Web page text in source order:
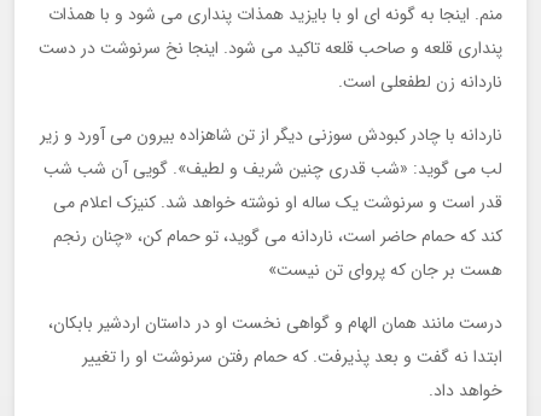
منم. اینجا به گونه ای او با بایزید همذات پنداری می شود و با همذات
پنداری قلعه و صاحب قلعه تاکید می شود. اینجا نخ سرنوشت در دست
ناردانه زن لطفعلی است.
ناردانه با چادر کبودش سوزنی دیگر از تن شاهزاده بیرون می آورد و زیر
لب می گوید: «شب قدری چنین شریف و لطیف». گویی آن شب شب
قدر است و سرنوشت یک ساله او نوشته خواهد شد. کنیزک اعلام می
کند که حمام حاضر است، ناردانه می گوید، تو حمام کن، «چنان رنجم
هست بر جان که پروای تن نیست»
درست مانند همان الهام و گواهی نخست او در داستان اردشیر بابکان،
ابتدا نه گفت و بعد پذیرفت. که حمام رفتن سرنوشت او را تغییر
خواهد داد.